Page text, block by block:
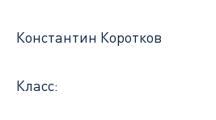
Константин Коротков
Класс: